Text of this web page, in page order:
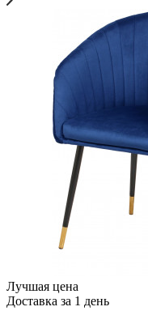
Лучшая цена
Доставка за 1 день